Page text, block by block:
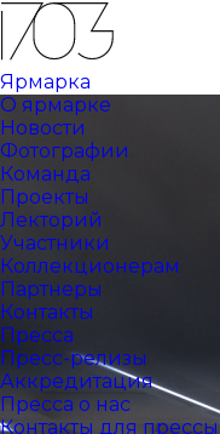
Ярмарка
О ярмарке
Новости
Фотографии
Команда
Проекты
Лекторий
Участники
Коллекционерам
Партнеры
Контакты
Пресса
Пресс-релизы
Аккредитация
Пресса о нас
Контакты для прессы